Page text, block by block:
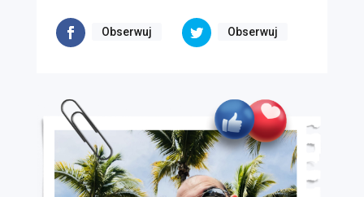
Obserwuj Obserwuj